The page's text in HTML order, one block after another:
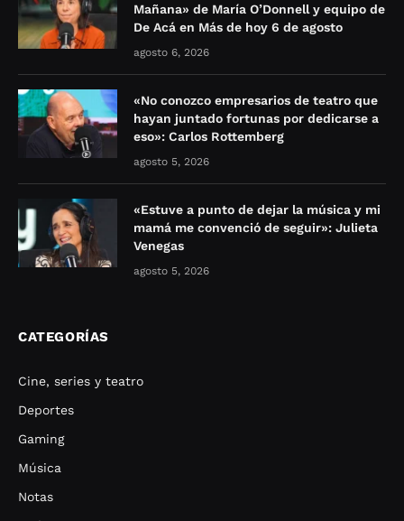
Mañana» de María O’Donnell y equipo de
De Acá en Más de hoy 6 de agosto
agosto 6, 2026
«No conozco empresarios de teatro que
hayan juntado fortunas por dedicarse a
eso»: Carlos Rottemberg
agosto 5, 2026
«Estuve a punto de dejar la música y mi
mamá me convenció de seguir»: Julieta
Venegas
agosto 5, 2026
CATEGORÍAS
Cine, series y teatro
Deportes
Gaming
Música
Notas